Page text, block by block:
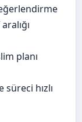
planı
süreci hızlı